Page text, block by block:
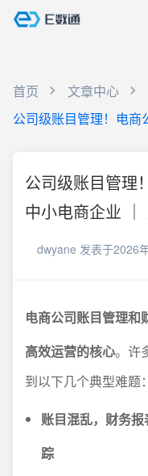
首页
文章中心
公司级账目管理！电商
公司级账目管理
中小电商企业
dwyane 发表于2026
电商公司账目管理和
高效运营的核心。许
到以下几个典型难题：
账目混乱，财务
踪